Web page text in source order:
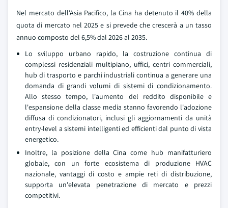
Nel mercato dell'Asia Pacifico, la Cina ha detenuto il 40% della
quota di mercato nel 2025 e si prevede che crescerà a un tasso
annuo composto del 6,5% dal 2026 al 2035.
Lo sviluppo urbano rapido, la costruzione continua di
complessi residenziali multipiano, uffici, centri commerciali,
hub di trasporto e parchi industriali continua a generare una
domanda di grandi volumi di sistemi di condizionamento.
Allo stesso tempo, l'aumento del reddito disponibile e
l'espansione della classe media stanno favorendo l'adozione
diffusa di condizionatori, inclusi gli aggiornamenti da unità
entry-level a sistemi intelligenti ed efficienti dal punto di vista
energetico.
Inoltre, la posizione della Cina come hub manifatturiero
globale, con un forte ecosistema di produzione HVAC
nazionale, vantaggi di costo e ampie reti di distribuzione,
supporta un'elevata penetrazione di mercato e prezzi
competitivi.